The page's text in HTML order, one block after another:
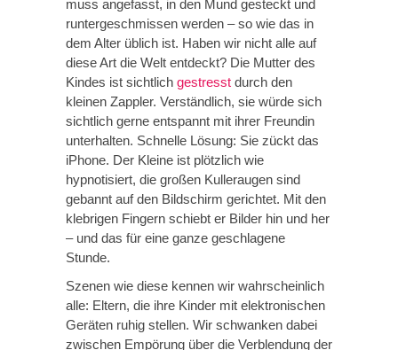
muss angefasst, in den Mund gesteckt und
runtergeschmissen werden – so wie das in
dem Alter üblich ist. Haben wir nicht alle auf
diese Art die Welt entdeckt? Die Mutter des
Kindes ist sichtlich gestresst durch den
kleinen Zappler. Verständlich, sie würde sich
sichtlich gerne entspannt mit ihrer Freundin
unterhalten. Schnelle Lösung: Sie zückt das
iPhone. Der Kleine ist plötzlich wie
hypnotisiert, die großen Kulleraugen sind
gebannt auf den Bildschirm gerichtet. Mit den
klebrigen Fingern schiebt er Bilder hin und her
– und das für eine ganze geschlagene
Stunde.
Szenen wie diese kennen wir wahrscheinlich
alle: Eltern, die ihre Kinder mit elektronischen
Geräten ruhig stellen. Wir schwanken dabei
zwischen Empörung über die Verblendung der